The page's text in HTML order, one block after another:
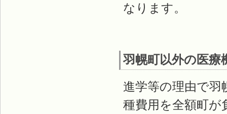
なります。
羽幌町以外の医療
進学等の理由で羽
種費用を全額町が